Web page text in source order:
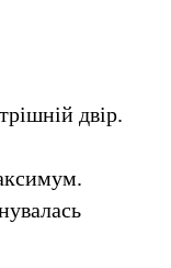
двір.